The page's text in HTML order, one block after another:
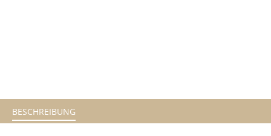
BESCHREIBUNG